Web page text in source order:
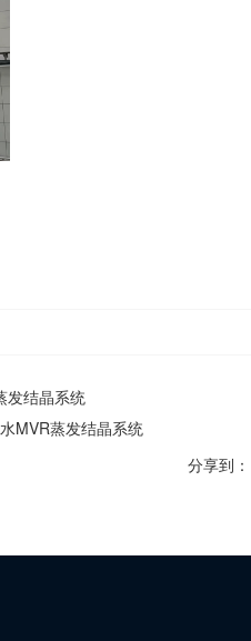
发结晶系统
MVR蒸发结晶系统
分享到：